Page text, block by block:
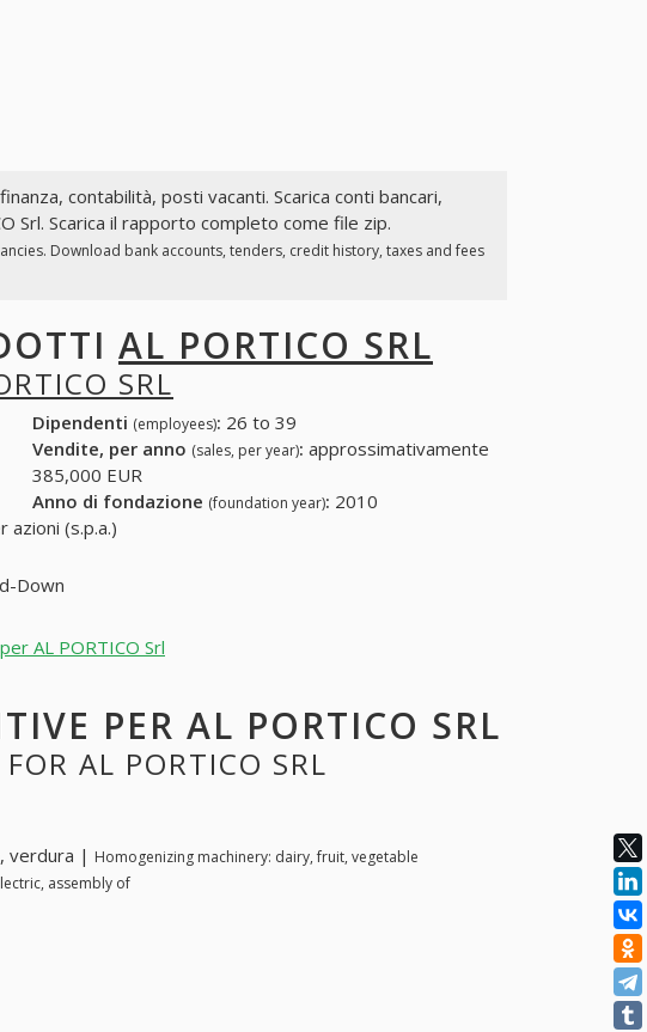
contabilità, posti vacanti. Scarica conti bancari,
Srl. Scarica il rapporto completo come file zip.
Download bank accounts, tenders, credit history, taxes and fees
AL PORTICO SRL
SRL
Dipendenti (employees): 26 to 39
Vendite, per anno (sales, per year): approssimativamente
385,000 EUR
Anno di fondazione (foundation year): 2010
azioni (s.p.a.)
Down
AL PORTICO Srl
PER AL PORTICO SRL
AL PORTICO SRL
verdura | Homogenizing machinery: dairy, fruit, vegetable
assembly of